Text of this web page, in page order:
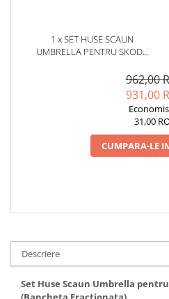
1 x SET HUSE SCAUN
UMBRELLA PENTRU SKODA
962,00
931,00
31,00
CUMPARA-LE
Descriere
Set Huse Scaun Umbrella pentru